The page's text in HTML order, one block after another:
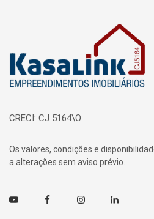
CRECI: CJ 5164\O
Os valores, condições e
a alterações sem aviso prévio.
Youtube FacebookInstagramLinkedin